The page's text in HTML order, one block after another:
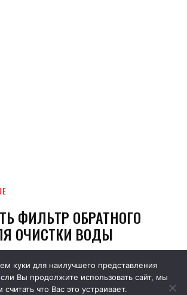
куки для наилучшего представления
Вы продолжите использовать сайт, мы
считать что Вас это устраивает.